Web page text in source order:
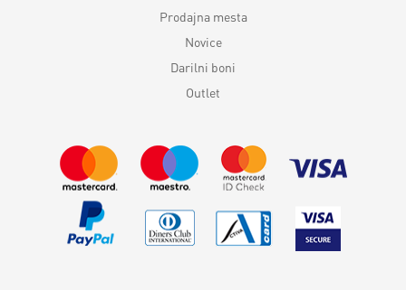
Prodajna mesta
Novice
Darilni boni
Outlet